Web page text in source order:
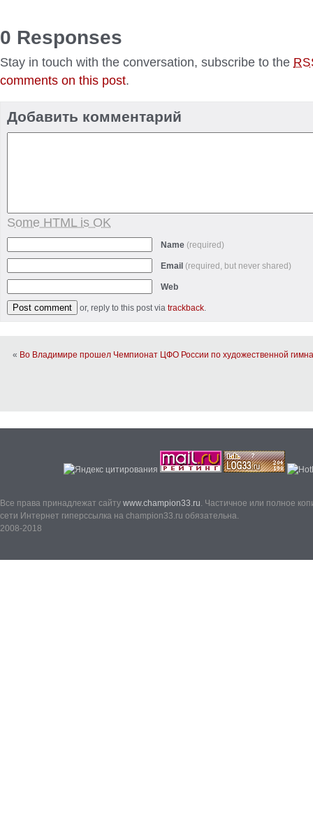
0 Responses
Stay in touch with the conversation, subscribe to the
comments on this post.
Добавить комментарий
Some HTML is OK
Name (required)
Email (required, but never shared)
Web
or, reply to this post via trackback.
« Во Владимире прошел Чемпионат ЦФО России по художественной
Все права принадлежат сайту www.champion33.ru. Частичное или полное
сети Интернет гиперссылка на champion33.ru обязательна.
2008-2018